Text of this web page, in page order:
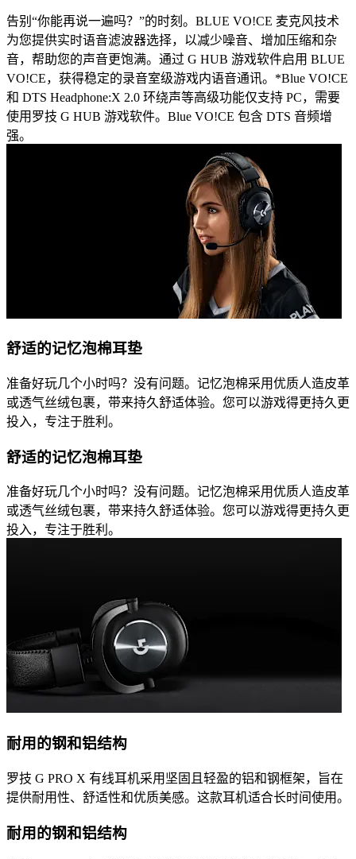
告别“你能再说一遍吗？”的时刻。BLUE VO!CE 麦克风技术
为您提供实时语音滤波器选择，以减少噪音、增加压缩和杂
音，帮助您的声音更饱满。通过 G HUB 游戏软件启用 BLUE
VO!CE，获得稳定的录音室级游戏内语音通讯。*Blue VO!CE
和 DTS Headphone:X 2.0 环绕声等高级功能仅支持 PC，需要
使用罗技 G HUB 游戏软件。Blue VO!CE 包含 DTS 音频增
强。
舒适的记忆泡棉耳垫
准备好玩几个小时吗？没有问题。记忆泡棉采用优质人造皮革
或透气丝绒包裹，带来持久舒适体验。您可以游戏得更持久更
投入，专注于胜利。
舒适的记忆泡棉耳垫
准备好玩几个小时吗？没有问题。记忆泡棉采用优质人造皮革
或透气丝绒包裹，带来持久舒适体验。您可以游戏得更持久更
投入，专注于胜利。
耐用的钢和铝结构
罗技 G PRO X 有线耳机采用坚固且轻盈的铝和钢框架，旨在
提供耐用性、舒适性和优质美感。这款耳机适合长时间使用。
耐用的钢和铝结构